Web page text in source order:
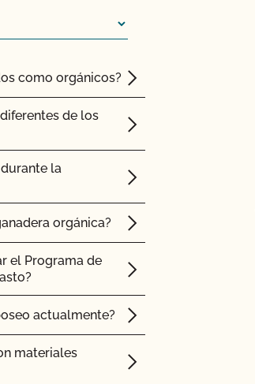
como orgánicos?
de los
la
orgánica?
el Programa de
actualmente?
materiales